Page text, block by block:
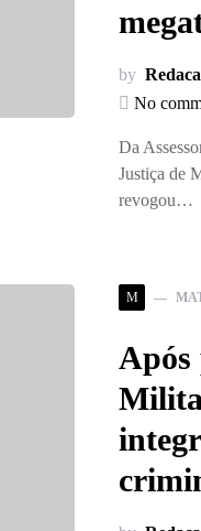
by
No
Da
Justiça de
revogou…
M
Após